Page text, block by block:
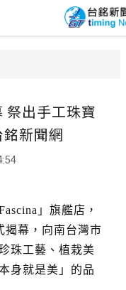
祭出手工珠寶
新聞網
」旗艦店，
揭幕，向南台灣市
珠工藝、植栽美
身就是美」的品